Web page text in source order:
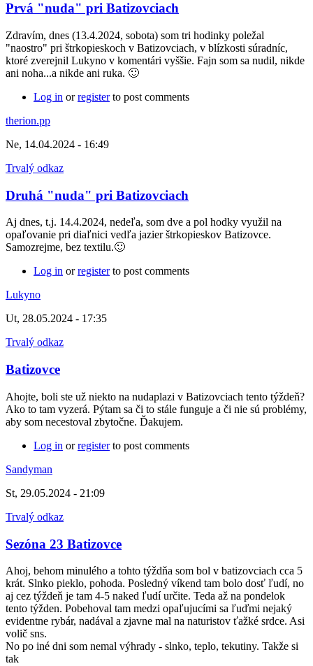
Prvá "nuda" pri Batizovciach
Zdravím, dnes (13.4.2024, sobota) som tri hodinky poležal
"naostro" pri štrkopieskoch v Batizovciach, v blízkosti súradníc,
ktoré zverejnil Lukyno v komentári vyššie. Fajn som sa nudil, nikde
ani noha...a nikde ani ruka. 🙂
Log in orregisterto post comments
therion.pp
Ne, 14.04.2024 - 16:49
Trvalý odkaz
Druhá "nuda" pri Batizovciach
Aj dnes, t.j. 14.4.2024, nedeľa, som dve a pol hodky využil na
opaľovanie pri diaľnici vedľa jazier štrkopieskov Batizovce.
Samozrejme, bez textilu.🙂
Log in orregisterto post comments
Lukyno
Ut, 28.05.2024 - 17:35
Trvalý odkaz
Batizovce
Ahojte, boli ste už niekto na nudaplazi v Batizovciach tento týždeň?
Ako to tam vyzerá. Pýtam sa či to stále funguje a či nie sú problémy,
aby som necestoval zbytočne. Ďakujem.
Log in orregisterto post comments
Sandyman
St, 29.05.2024 - 21:09
Trvalý odkaz
Sezóna 23 Batizovce
Ahoj, behom minulého a tohto týždňa som bol v batizovciach cca 5
krát. Slnko pieklo, pohoda. Posledný víkend tam bolo dosť ľudí, no
aj cez týždeň je tam 4-5 naked ľudí určite. Teda až na pondelok
tento týžden. Pobehoval tam medzi opaľujucími sa ľuďmi nejaký
evidentne rybár, nadával a zjavne mal na naturistov ťažké srdce. Asi
volič sns.
No po iné dni som nemal výhrady - slnko, teplo, tekutiny. Takže si
tak